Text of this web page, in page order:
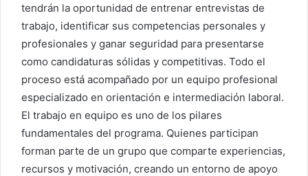
tendrán la oportunidad de entrenar entrevistas de
trabajo, identificar sus competencias personales y
profesionales y ganar seguridad para presentarse
como candidaturas sólidas y competitivas. Todo el
proceso está acompañado por un equipo profesional
especializado en orientación e intermediación laboral.
El trabajo en equipo es uno de los pilares
fundamentales del programa. Quienes participan
forman parte de un grupo que comparte experiencias,
recursos y motivación, creando un entorno de apoyo